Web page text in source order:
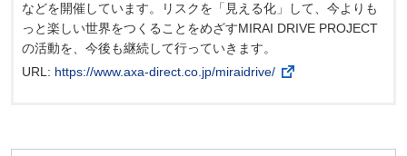
などを開催しています。リスクを「見える化」して、今よりも
っと楽しい世界をつくることをめざすMIRAI DRIVE PROJECT
の活動を、今後も継続して行っていきます。
URL: https://www.axa-direct.co.jp/miraidrive/